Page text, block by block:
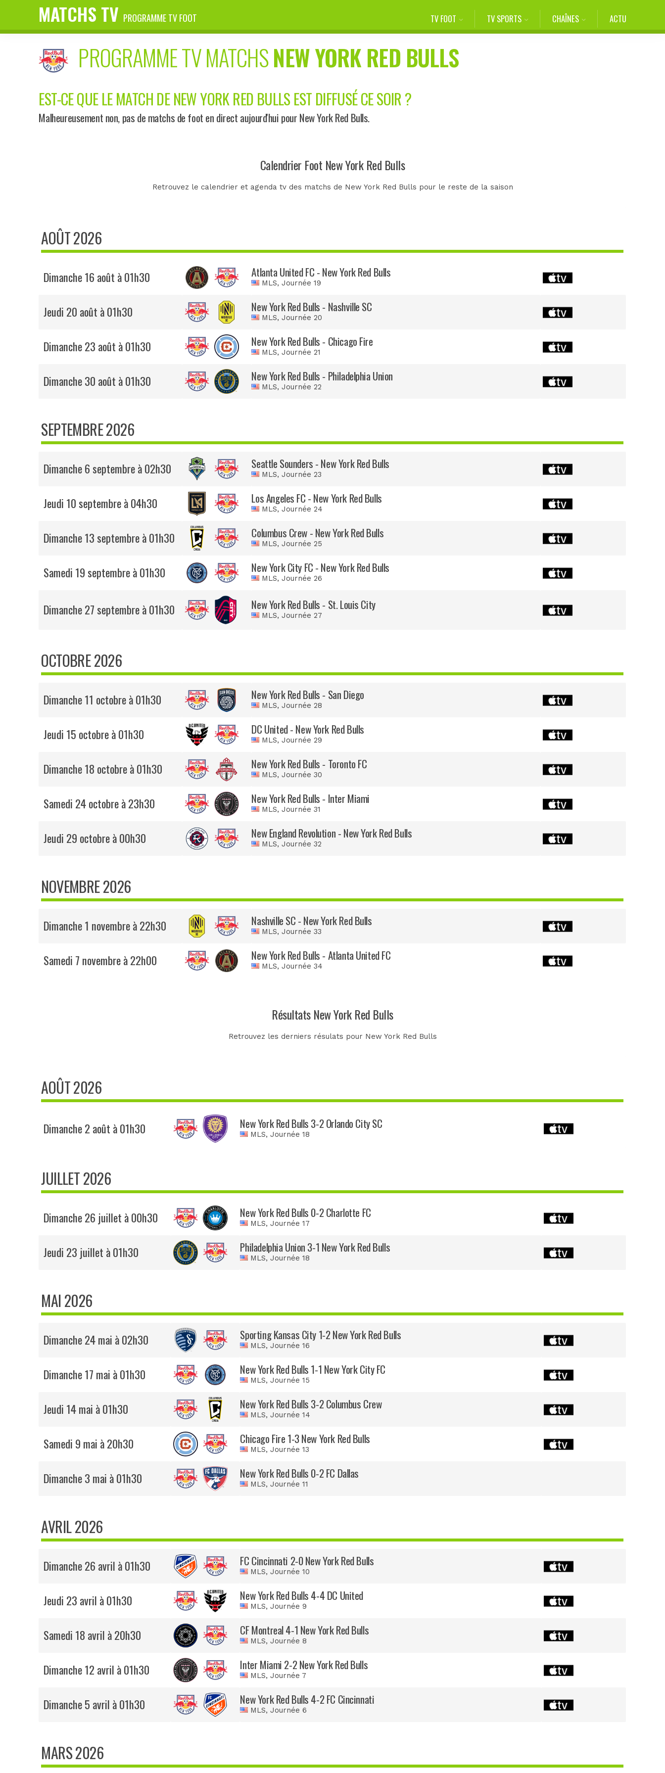
MATCHS TV PROGRAMME TV FOOT TV FOOT TV SPORTS CHAÎNES ACTU
PROGRAMME TV MATCHSNEW YORK RED BULLS
EST-CE QUE LE MATCH DE NEW YORK RED BULLS EST DIFFUSÉ CE SOIR ?
Malheureusement non, pas de matchs de foot en direct aujourd'hui pour New York Red Bulls.
Calendrier Foot New York Red Bulls
Retrouvez le calendrier et agenda tv des matchs de New York Red Bulls pour le reste de la saison
AOÛT 2026
Dimanche 16 août à 01h30 Atlanta United FC - New York Red Bulls
MLS, Journée 19
Jeudi 20 août à 01h30 New York Red Bulls - Nashville SC
MLS, Journée 20
Dimanche 23 août à 01h30 New York Red Bulls - Chicago Fire
MLS, Journée 21
Dimanche 30 août à 01h30 New York Red Bulls - Philadelphia Union
MLS, Journée 22
SEPTEMBRE 2026
Dimanche 6 septembre à 02h30 Seattle Sounders - New York Red Bulls
MLS, Journée 23
Jeudi 10 septembre à 04h30 Los Angeles FC - New York Red Bulls
MLS, Journée 24
Dimanche 13 septembre à 01h30 Columbus Crew - New York Red Bulls
MLS, Journée 25
Samedi 19 septembre à 01h30 New York City FC - New York Red Bulls
MLS, Journée 26
Dimanche 27 septembre à 01h30 New York Red Bulls - St. Louis City
MLS, Journée 27
OCTOBRE 2026
Dimanche 11 octobre à 01h30 New York Red Bulls - San Diego
MLS, Journée 28
Jeudi 15 octobre à 01h30 DC United - New York Red Bulls
MLS, Journée 29
Dimanche 18 octobre à 01h30 New York Red Bulls - Toronto FC
MLS, Journée 30
Samedi 24 octobre à 23h30 New York Red Bulls - Inter Miami
MLS, Journée 31
Jeudi 29 octobre à 00h30 New England Revolution - New York Red Bulls
MLS, Journée 32
NOVEMBRE 2026
Dimanche 1 novembre à 22h30 Nashville SC - New York Red Bulls
MLS, Journée 33
Samedi 7 novembre à 22h00 New York Red Bulls - Atlanta United FC
MLS, Journée 34
Résultats New York Red Bulls
Retrouvez les derniers résulats pour New York Red Bulls
AOÛT 2026
Dimanche 2 août à 01h30 New York Red Bulls 3-2 Orlando City SC
MLS, Journée 18
JUILLET 2026
Dimanche 26 juillet à 00h30 New York Red Bulls 0-2 Charlotte FC
MLS, Journée 17
Jeudi 23 juillet à 01h30 Philadelphia Union 3-1 New York Red Bulls
MLS, Journée 18
MAI 2026
Dimanche 24 mai à 02h30 Sporting Kansas City 1-2 New York Red Bulls
MLS, Journée 16
Dimanche 17 mai à 01h30 New York Red Bulls 1-1 New York City FC
MLS, Journée 15
Jeudi 14 mai à 01h30 New York Red Bulls 3-2 Columbus Crew
MLS, Journée 14
Samedi 9 mai à 20h30 Chicago Fire 1-3 New York Red Bulls
MLS, Journée 13
Dimanche 3 mai à 01h30 New York Red Bulls 0-2 FC Dallas
MLS, Journée 11
AVRIL 2026
Dimanche 26 avril à 01h30 FC Cincinnati 2-0 New York Red Bulls
MLS, Journée 10
Jeudi 23 avril à 01h30 New York Red Bulls 4-4 DC United
MLS, Journée 9
Samedi 18 avril à 20h30 CF Montreal 4-1 New York Red Bulls
MLS, Journée 8
Dimanche 12 avril à 01h30 Inter Miami 2-2 New York Red Bulls
MLS, Journée 7
Dimanche 5 avril à 01h30 New York Red Bulls 4-2 FC Cincinnati
MLS, Journée 6
MARS 2026